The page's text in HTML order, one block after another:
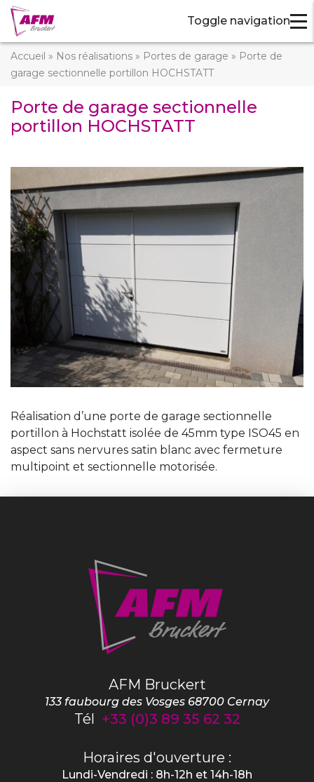
Toggle navigation
Accueil » Nos réalisations » Portes de garage » Porte de
garage sectionnelle portillon HOCHSTATT
Porte de garage sectionnelle
portillon HOCHSTATT
Réalisation d’une porte de garage sectionnelle
portillon à Hochstatt isolée de 45mm type ISO45 en
aspect sans nervures satin blanc avec fermeture
multipoint et sectionnelle motorisée.
AFM Bruckert
133 faubourg des Vosges 68700 Cernay
Tél +33 (0)3 89 35 62 32
Horaires d'ouverture :
Lundi-Vendredi : 8h-12h et 14h-18h